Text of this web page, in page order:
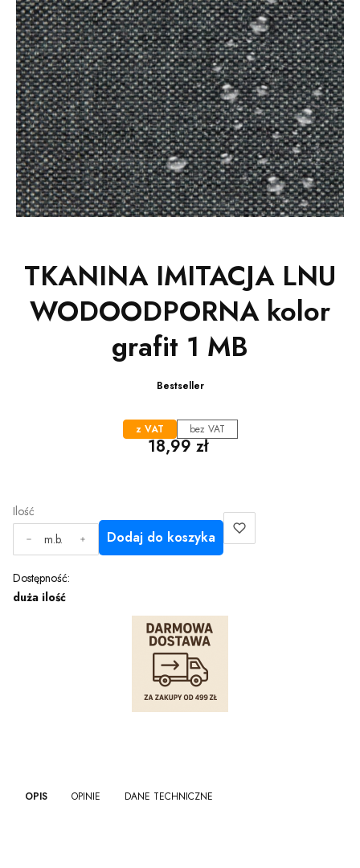
TKANINA IMITACJA LNU
WODOODPORNA kolor
grafit 1 MB
Bestseller
z VAT bez VAT
Cena
18,99 zł
Ilość
m.b.
Dodaj do koszyka
Dostępność:
duża ilość
OPIS OPINIE DANE TECHNICZNE